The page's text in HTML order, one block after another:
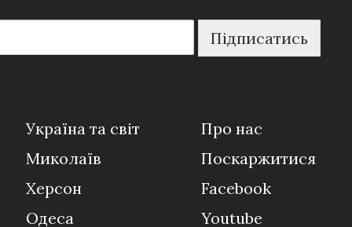
Підписатись
Україна та світ
Миколаїв
Херсон
Одеса
Про нас
Поскаржитися
Facebook
Youtube